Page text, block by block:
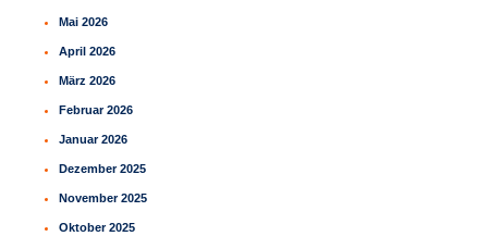
Mai 2026
April 2026
März 2026
Februar 2026
Januar 2026
Dezember 2025
November 2025
Oktober 2025